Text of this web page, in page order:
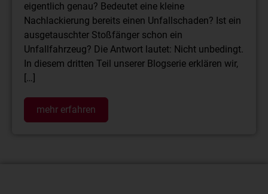
eigentlich genau? Bedeutet eine kleine
Nachlackierung bereits einen Unfallschaden? Ist ein
ausgetauschter Stoßfänger schon ein
Unfallfahrzeug? Die Antwort lautet: Nicht unbedingt.
In diesem dritten Teil unserer Blogserie erklären wir,
[…]
mehr erfahren